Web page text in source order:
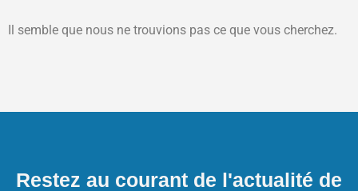
Il semble que nous ne trouvions pas ce que vous cherchez.
Restez au courant de l'actualité de